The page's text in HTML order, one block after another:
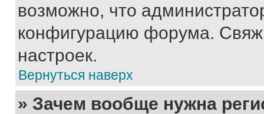
возможно, что
конфигурацию форума.
настроек.
Вернуться наверх
» Зачем вообще нужна